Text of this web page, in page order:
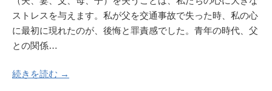
ストレスを与えます。私が父を交通事故で失った時、私の心
に最初に現れたのが、後悔と罪責感でした。青年の時代、父
との関係…
続きを読む →